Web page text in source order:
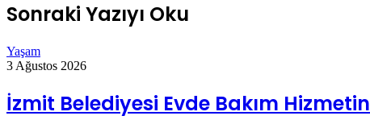
Sonraki Yazıyı Oku
Yaşam
3 Ağustos 2026
İzmit Belediyesi Evde Bakım